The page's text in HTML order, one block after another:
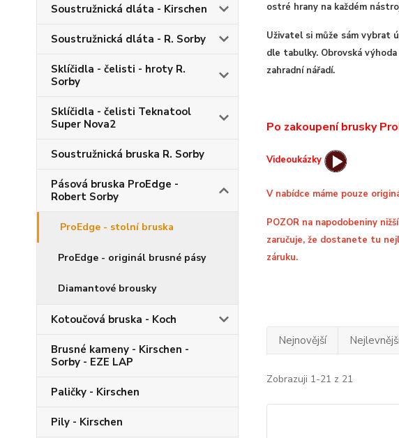
Soustružnická dláta - Kirschen
Soustružnická dláta - R. Sorby
Sklíčidla - čelisti - hroty R.
Sorby
Sklíčidla - čelisti Teknatool
Super Nova2
Soustružnická bruska R. Sorby
Pásová bruska ProEdge -
Robert Sorby
ProEdge - stolní bruska
ProEdge - originál brusné pásy
Diamantové brousky
Kotoučová bruska - Koch
Brusné kameny - Kirschen -
Sorby - EZE LAP
Paličky - Kirschen
Pily - Kirschen
ostré hrany na každém
Uživatel si může sám vybrat
dle tabulky. Obrovská
zahradní nářadí.
Po zakoupení brusky
Videoukázky
V nabídce máme pouze
POZOR na napodobeniny
zaručuje, že dostanete tu
záruku.
Nejnovější
Zobrazuji 1-21 z 21